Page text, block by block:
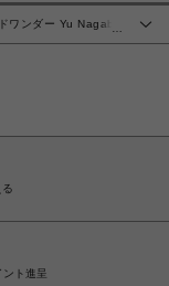
ワンダー Yu Nagaba
ト進呈